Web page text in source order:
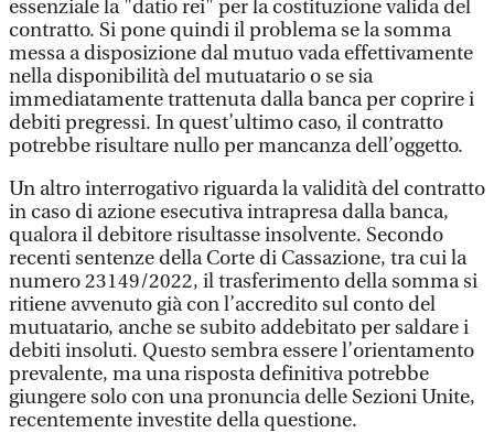
essenziale la "datio rei" per la costituzione valida del
contratto. Si pone quindi il problema se la somma
messa a disposizione dal mutuo vada effettivamente
nella disponibilità del mutuatario o se sia
immediatamente trattenuta dalla banca per coprire i
debiti pregressi. In quest’ultimo caso, il contratto
potrebbe risultare nullo per mancanza dell’oggetto.
Un altro interrogativo riguarda la validità del contratto
in caso di azione esecutiva intrapresa dalla banca,
qualora il debitore risultasse insolvente. Secondo
recenti sentenze della Corte di Cassazione, tra cui la
numero 23149/2022, il trasferimento della somma si
ritiene avvenuto già con l’accredito sul conto del
mutuatario, anche se subito addebitato per saldare i
debiti insoluti. Questo sembra essere l’orientamento
prevalente, ma una risposta definitiva potrebbe
giungere solo con una pronuncia delle Sezioni Unite,
recentemente investite della questione.